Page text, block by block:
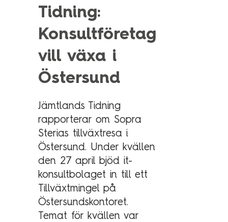
Technology Management
Branschexpertis
Hälsa & sjukvård
Telekom & media
Industri
Försvar & säkerhet
Medlemsorganisationer
Myndigheter
Transport & fordon
Finans
Schweiz
Singapore
Spanien
Storbritannien
Tyskland
Österrike
Sopra Steria Global
Sopra Banking Software
Sopra HR Software
Tidning:
Konsultföretag
vill växa i
Östersund
Jämtlands Tidning
rapporterar om Sopra
Sterias tillväxtresa i
Östersund. Under kvällen
den 27 april bjöd it-
konsultbolaget in till ett
Tillväxtmingel på
Östersundskontoret.
Temat för kvällen var